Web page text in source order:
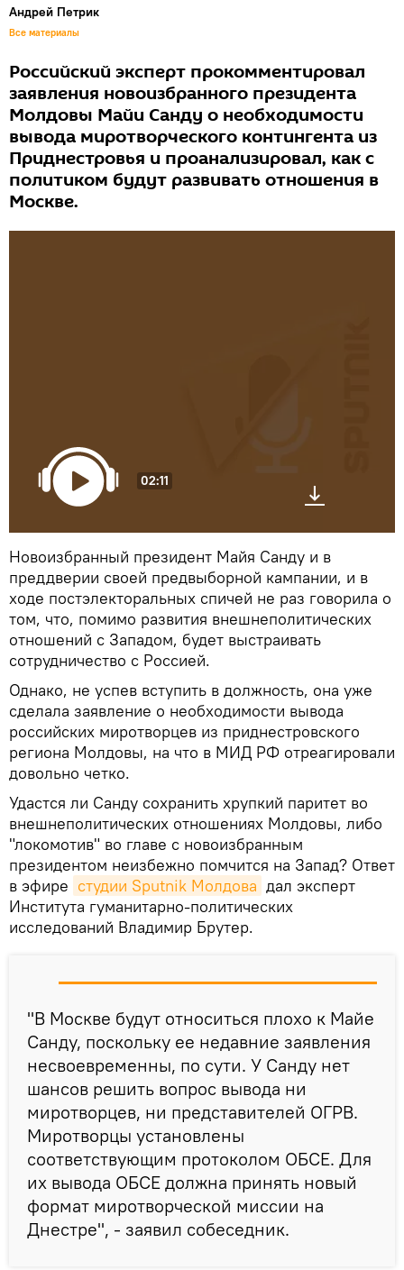
Андрей Петрик
Все материалы
Российский эксперт прокомментировал
заявления новоизбранного президента
Молдовы Майи Санду о необходимости
вывода миротворческого контингента из
Приднестровья и проанализировал, как с
политиком будут развивать отношения в
Москве.
02:11
Новоизбранный президент Майя Санду и в
преддверии своей предвыборной кампании, и в
ходе постэлекторальных спичей не раз говорила о
том, что, помимо развития внешнеполитических
отношений с Западом, будет выстраивать
сотрудничество с Россией.
Однако, не успев вступить в должность, она уже
сделала заявление о необходимости вывода
российских миротворцев из приднестровского
региона Молдовы, на что в МИД РФ отреагировали
довольно четко.
Удастся ли Санду сохранить хрупкий паритет во
внешнеполитических отношениях Молдовы, либо
"локомотив" во главе с новоизбранным
президентом неизбежно помчится на Запад? Ответ
в эфире студии Sputnik Молдова дал эксперт
Института гуманитарно-политических
исследований Владимир Брутер.
"В Москве будут относиться плохо к Майе
Санду, поскольку ее недавние заявления
несвоевременны, по сути. У Санду нет
шансов решить вопрос вывода ни
миротворцев, ни представителей ОГРВ.
Миротворцы установлены
соответствующим протоколом ОБСЕ. Для
их вывода ОБСЕ должна принять новый
формат миротворческой миссии на
Днестре", - заявил собеседник.